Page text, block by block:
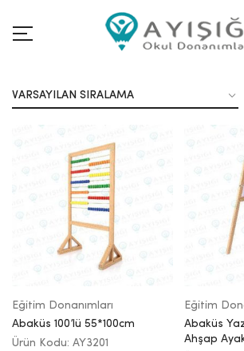
Eğitim Donanımları
Abaküs 100’lü 55*100cm
Ürün Kodu: AY3201
Eğitim
Abaküs
Ahşap